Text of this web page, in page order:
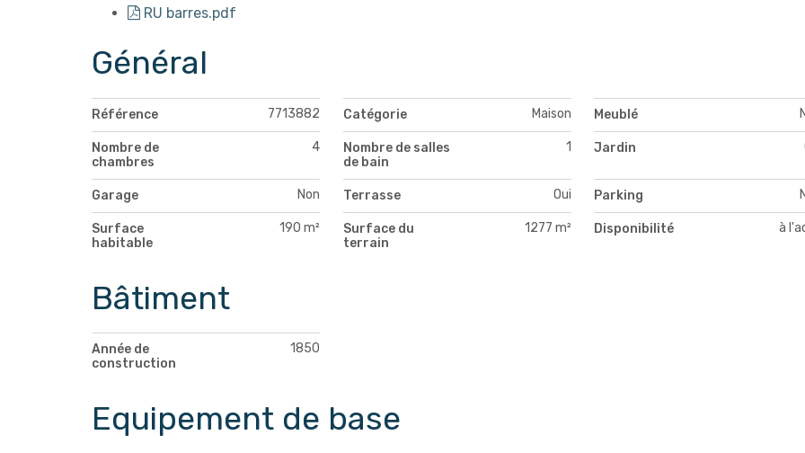
RU barres.pdf
Général
Référence 7713882 Catégorie Maison Meublé
Nombre de
chambres
4
Nombre de salles
de bain
1 Jardin
Garage Non Terrasse Oui Parking
Surface
habitable
190 m²
Surface du
terrain
1277 m² Disponibilité à
Bâtiment
Année de
construction
1850
Equipement de base